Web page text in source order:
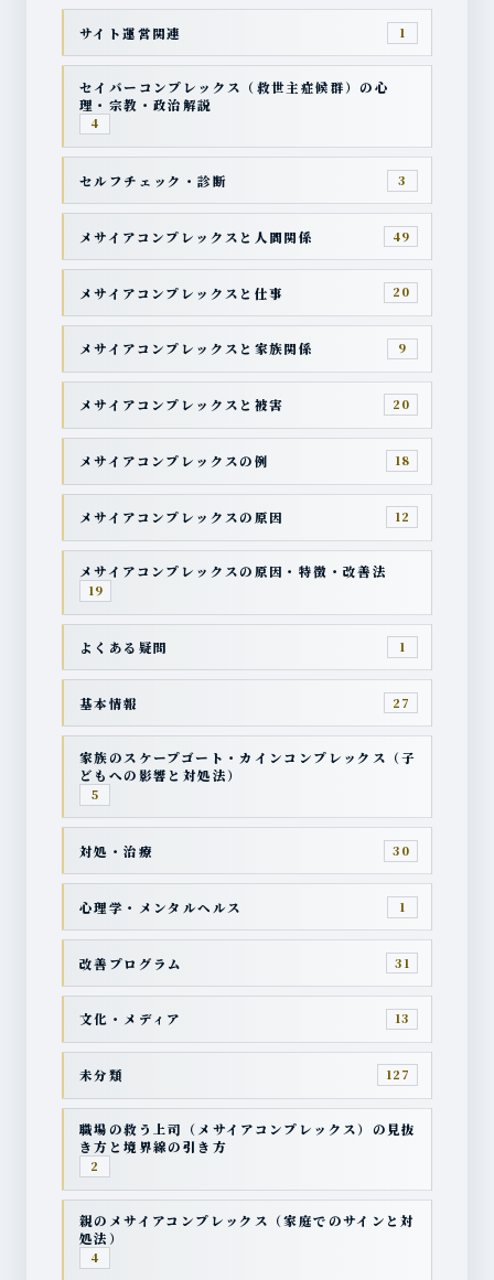
サイト運営関連 1
セイバーコンプレックス（救世主症候群）の心
理・宗教・政治解説
4
セルフチェック・診断 3
メサイアコンプレックスと人間関係 49
メサイアコンプレックスと仕事 20
メサイアコンプレックスと家族関係 9
メサイアコンプレックスと被害 20
メサイアコンプレックスの例 18
メサイアコンプレックスの原因 12
メサイアコンプレックスの原因・特徴・改善法
19
よくある疑問 1
基本情報 27
家族のスケープゴート・カインコンプレックス（子
どもへの影響と対処法）
5
対処・治療 30
心理学・メンタルヘルス 1
改善プログラム 31
文化・メディア 13
未分類 127
職場の救う上司（メサイアコンプレックス）の見抜
き方と境界線の引き方
2
親のメサイアコンプレックス（家庭でのサインと対
処法）
4